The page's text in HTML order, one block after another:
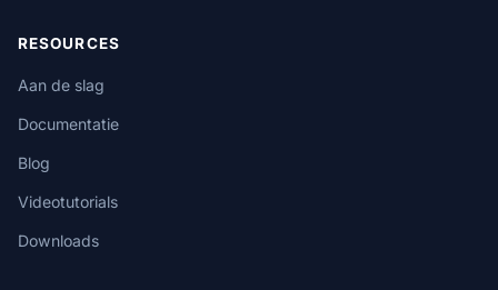
RESOURCES
Aan de slag
Documentatie
Blog
Videotutorials
Downloads